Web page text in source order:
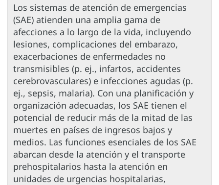
Los sistemas de atención de emergencias
(SAE) atienden una amplia gama de
afecciones a lo largo de la vida, incluyendo
lesiones, complicaciones del embarazo,
exacerbaciones de enfermedades no
transmisibles (p. ej., infartos, accidentes
cerebrovasculares) e infecciones agudas (p.
ej., sepsis, malaria). Con una planificación y
organización adecuadas, los SAE tienen el
potencial de reducir más de la mitad de las
muertes en países de ingresos bajos y
medios. Las funciones esenciales de los SAE
abarcan desde la atención y el transporte
prehospitalarios hasta la atención en
unidades de urgencias hospitalarias,